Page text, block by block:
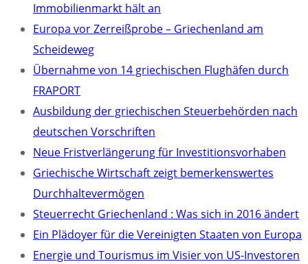
Immobilienmarkt hält an
Europa vor Zerreißprobe – Griechenland am
Scheideweg
Übernahme von 14 griechischen Flughäfen durch
FRAPORT
Ausbildung der griechischen Steuerbehörden nach
deutschen Vorschriften
Neue Fristverlängerung für Investitionsvorhaben
Griechische Wirtschaft zeigt bemerkenswertes
Durchhaltevermögen
Steuerrecht Griechenland : Was sich in 2016 ändert
Ein Plädoyer für die Vereinigten Staaten von Europa
Energie und Tourismus im Visier von US-Investoren